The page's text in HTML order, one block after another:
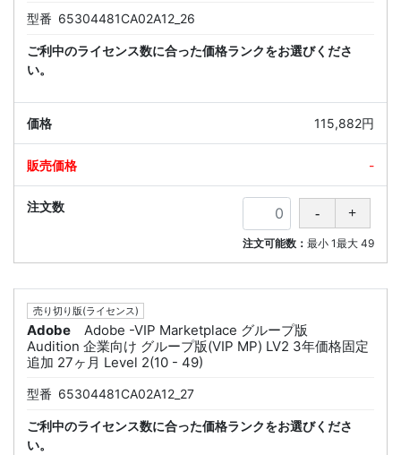
型番 65304481CA02A12_26
ご利中のライセンス数に合った価格ランクをお選びくださ
い。
115,882円
-
注文可能数： 最小 1最大 49
売り切り版(ライセンス)
Adobe
Adobe -VIP Marketplace グループ版
Audition 企業向け グループ版(VIP MP) LV2 3年価格固定
追加 27ヶ月 Level 2(10 - 49)
型番 65304481CA02A12_27
ご利中のライセンス数に合った価格ランクをお選びくださ
い。